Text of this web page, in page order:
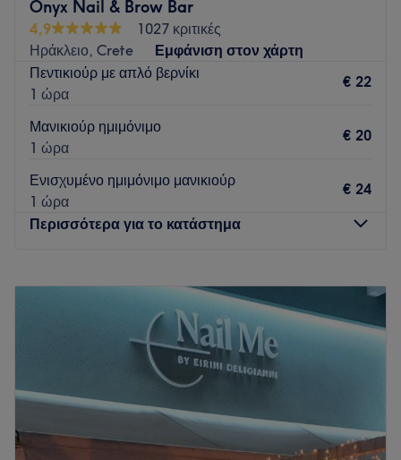
Onyx Nail & Brow Bar
4,9
1027 κριτικές
Ηράκλειο, Crete
Εμφάνιση στον χάρτη
Πεντικιούρ με απλό βερνίκι
1 ώρα
€ 22
Μανικιούρ ημιμόνιμο
1 ώρα
€ 20
Ενισχυμένο ημιμόνιμο μανικιούρ
1 ώρα
€ 24
Περισσότερα για το κατάστημα
09:00–20:00
09:00
20:00
09:00
09:00
Κυριακή
Καλώς ήλθατε στο κατάστημα Onyx Nail & Brow Bar στο